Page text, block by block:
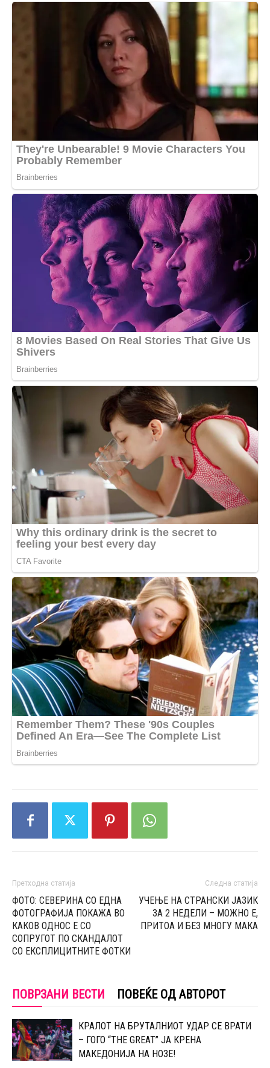
Претходна статија
ФОТО: СЕВЕРИНА СО ЕДНА
ФОТОГРАФИЈА ПОКАЖА ВО
КАКОВ ОДНОС Е СО
СОПРУГОТ ПО СКАНДАЛОТ
СО ЕКСПЛИЦИТНИТЕ ФОТКИ
Следна статија
УЧЕЊЕ НА СТРАНСКИ ЈАЗИК
ЗА 2 НЕДЕЛИ – МОЖНО Е,
ПРИТОА И БЕЗ МНОГУ МАКА
ПОВРЗАНИ ВЕСТИ ПОВЕЌЕ ОД АВТОРОТ
КРАЛОТ НА БРУТАЛНИОТ УДАР СЕ ВРАТИ
– ГОГО “THE GREAT” ЈА КРЕНА
МАКЕДОНИЈА НА НОЗЕ!